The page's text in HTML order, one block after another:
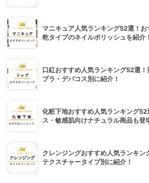
マニキュア人気ランキング52選！
乾タイプのネイルポリッシュを紹介！
口紅おすすめ人気ランキング52選
プラ・デパコス別に紹介！
化粧下地おすすめ人気ランキング52
ス・敏感肌向けナチュラル商品も登
クレンジングおすすめ人気ランキン
テクスチャータイプ別に紹介！